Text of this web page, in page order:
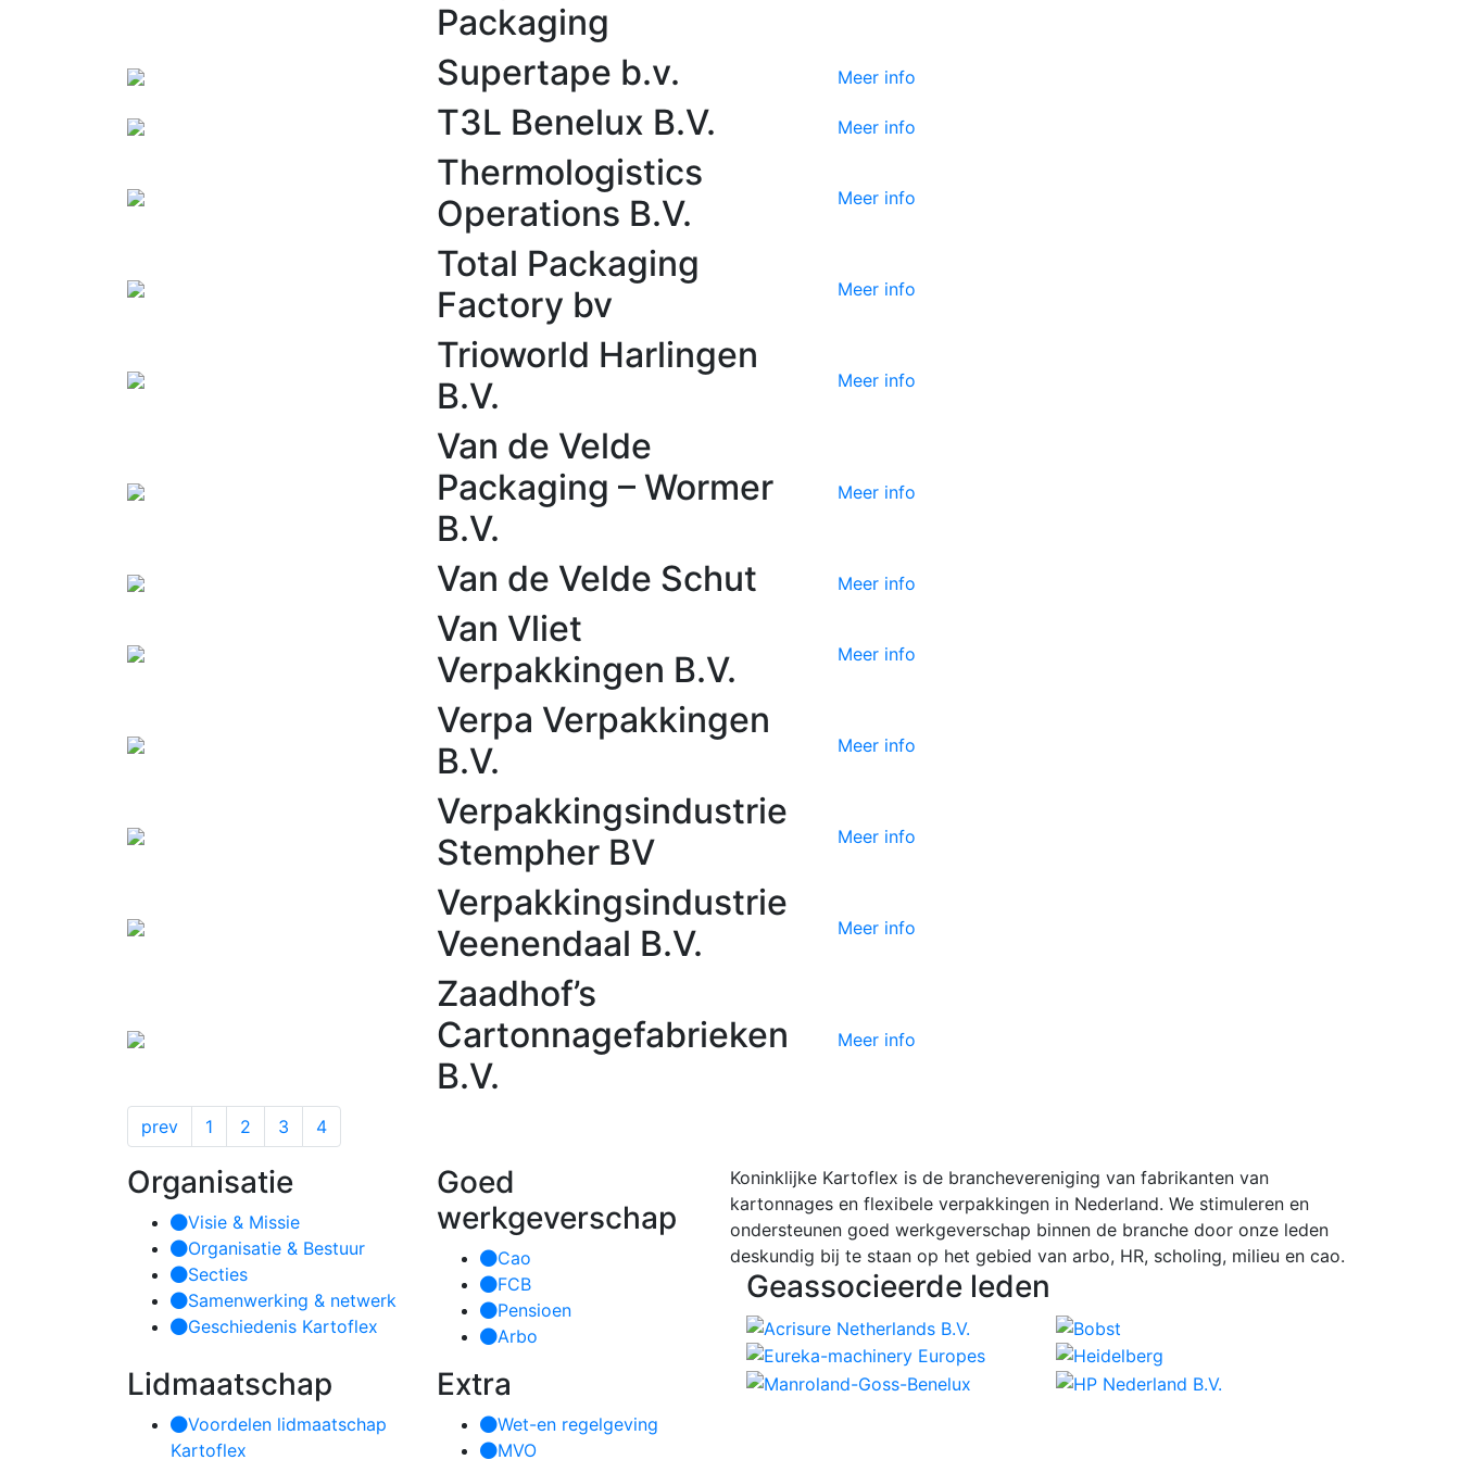
Packaging
Supertape b.v. Meer info
T3L Benelux B.V. Meer info
Thermologistics
Operations B.V.
Meer info
Total Packaging
Factory bv
Meer info
Trioworld Harlingen
B.V.
Meer info
Van de Velde
Packaging – Wormer
B.V.
Meer info
Van de Velde Schut Meer info
Van Vliet
Verpakkingen B.V.
Meer info
Verpa Verpakkingen
B.V.
Meer info
Verpakkingsindustrie
Stempher BV
Meer info
Verpakkingsindustrie
Veenendaal B.V.
Meer info
Zaadhof’s
Cartonnagefabrieken
B.V.
Meer info
prev 1 2 3 4
Organisatie
Visie & Missie
Organisatie & Bestuur
Secties
Samenwerking & netwerk
Geschiedenis Kartoflex
Goed
werkgeverschap
Cao
FCB
Pensioen
Arbo
Lidmaatschap
Voordelen lidmaatschap
Kartoflex
Extra
Wet-en regelgeving
MVO
Koninklijke Kartoflex is de branchevereniging van fabrikanten van
kartonnages en flexibele verpakkingen in Nederland. We stimuleren en
ondersteunen goed werkgeverschap binnen de branche door onze leden
deskundig bij te staan op het gebied van arbo, HR, scholing, milieu en cao.
Geassocieerde leden